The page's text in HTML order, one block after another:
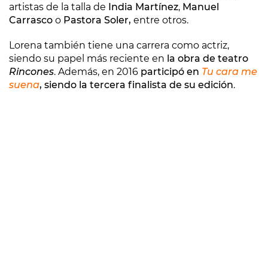
artistas de la talla de India Martínez, Manuel
Carrasco o Pastora Soler, entre otros.
Lorena también tiene una carrera como actriz,
siendo su papel más reciente en la obra de teatro
Rincones. Además, en 2016 participó en Tu cara me
suena, siendo la tercera finalista de su edición.